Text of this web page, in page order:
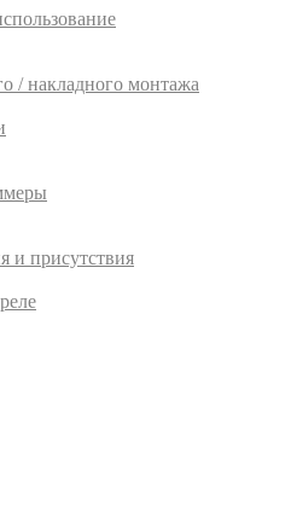
/ накладного монтажа
и присутствия